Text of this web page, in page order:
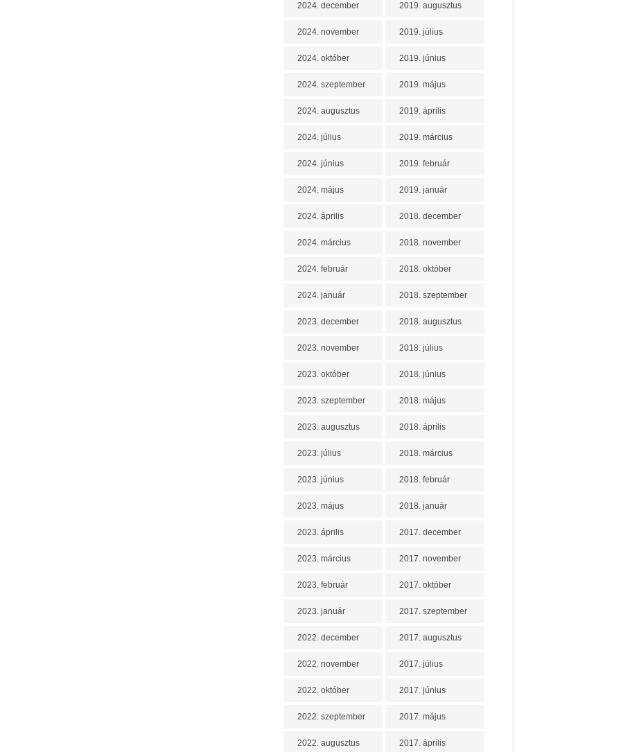
2024. december
2024. november
2024. október
2024. szeptember
2024. augusztus
2024. július
2024. június
2024. május
2024. április
2024. március
2024. február
2024. január
2023. december
2023. november
2023. október
2023. szeptember
2023. augusztus
2023. július
2023. június
2023. május
2023. április
2023. március
2023. február
2023. január
2022. december
2022. november
2022. október
2022. szeptember
2022. augusztus
2019. augusztus
2019. július
2019. június
2019. május
2019. április
2019. március
2019. február
2019. január
2018. december
2018. november
2018. október
2018. szeptember
2018. augusztus
2018. július
2018. június
2018. május
2018. április
2018. március
2018. február
2018. január
2017. december
2017. november
2017. október
2017. szeptember
2017. augusztus
2017. július
2017. június
2017. május
2017. április